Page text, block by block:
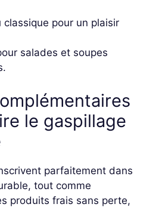
classique pour un plaisir
salades et soupes
le gaspillage
parfaitement dans
tout comme
produits frais sans perte,